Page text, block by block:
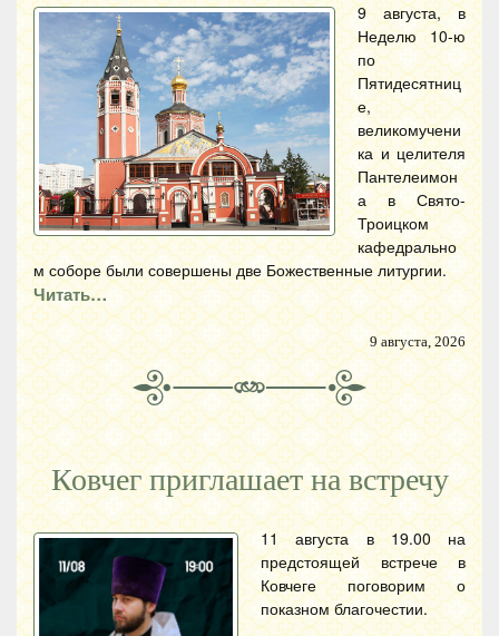
9 августа, в
Неделю 10-ю
по
Пятидесятниц
е,
великомучени
ка и целителя
Пантелеимон
а в Свято-
Троицком
кафедрально
м соборе были совершены две Божественные литургии.
Читать…
9 августа, 2026
Ковчег приглашает на встречу
11 августа в 19.00 на
предстоящей встрече в
Ковчеге поговорим о
показном благочестии.